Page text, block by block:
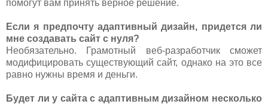
помогут вам принять верное решение.
Если я предпочту адаптивный дизайн, придется ли
мне создавать сайт с нуля?
Необязательно. Грамотный веб-разработчик сможет
модифицировать существующий сайт, однако на это все
равно нужны время и деньги.
Будет ли у сайта с адаптивным дизайном несколько